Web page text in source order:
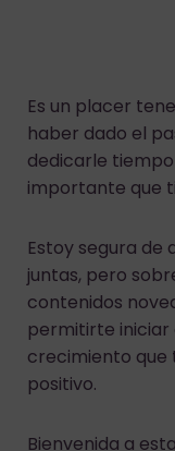
Es un placer
haber dado el
dedicarle
importante que
Estoy segura de
juntas, pero
contenidos
permitirte iniciar
crecimiento que
positivo.
Bienvenida a